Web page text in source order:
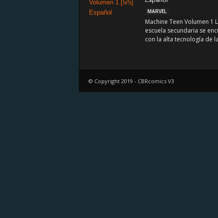
MARVEL
Machine Teen Volumen 1
escuela secundaria se
con la alta tecnología de
© Copyright 2019 - CBRcomics V3